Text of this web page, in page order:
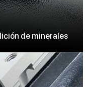
de minerales